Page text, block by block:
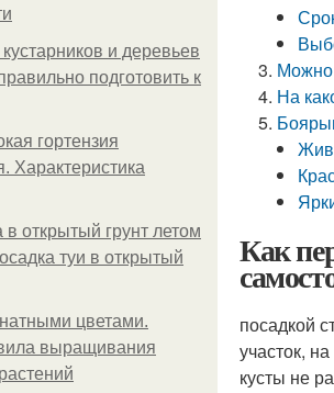
и деревьев
подготовить к
гортензия
Характеристика
в открытый грунт летом
туи в открытый
цветами.
выращивания
Можно
На
Как
посадкой
участок,
кусты не